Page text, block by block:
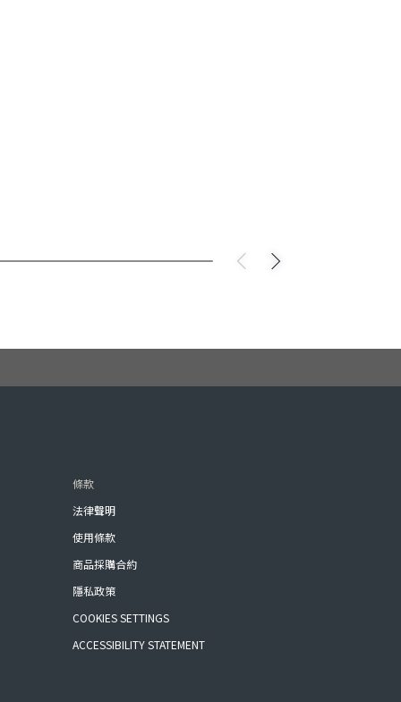
條款
法律聲明
使用條款
商品採購合約
隱私政策
COOKIES SETTINGS
ACCESSIBILITY STATEMENT